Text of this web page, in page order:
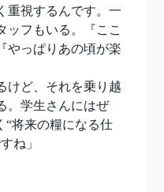
重視するんです。一
ッフもいる。『ここ
やっぱりあの頃が楽
けど、それを乗り越
。学生さんにはぜ
“将来の糧になる仕
ね」